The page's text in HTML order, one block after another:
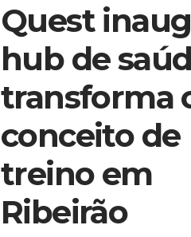
Quest
hub de
transforma
conceito de
treino em
Ribeirão